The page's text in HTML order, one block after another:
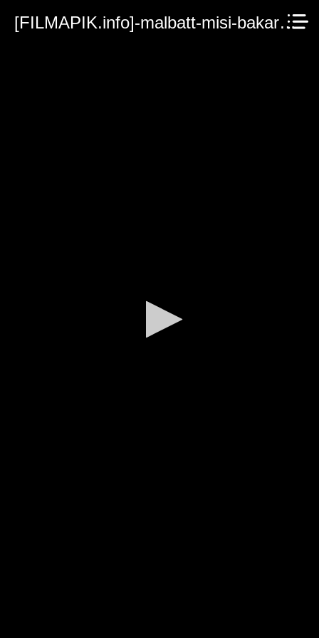
[FILMAPIK.info]-malbatt-misi-bakara-2023.mp4